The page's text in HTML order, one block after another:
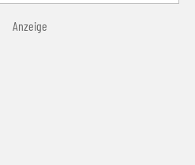
Anzeige